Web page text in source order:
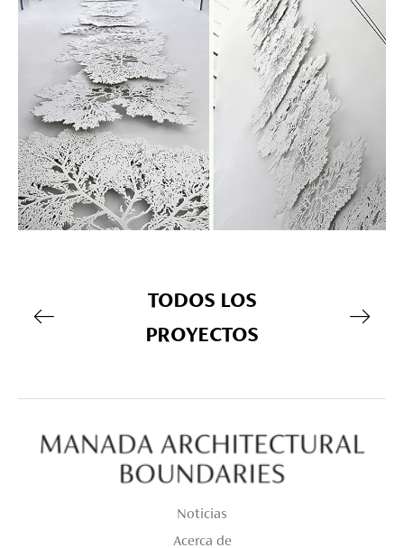
TODOS LOS
PROYECTOS
Noticias
Acerca de